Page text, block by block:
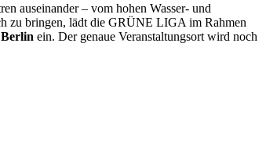
auseinander – vom hohen Wasser- und
zu bringen, lädt die GRÜNE LIGA im Rahmen
Berlin ein. Der genaue Veranstaltungsort wird noch